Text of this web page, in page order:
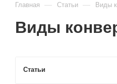
Главная — Статьи — Виды
Виды
Статьи